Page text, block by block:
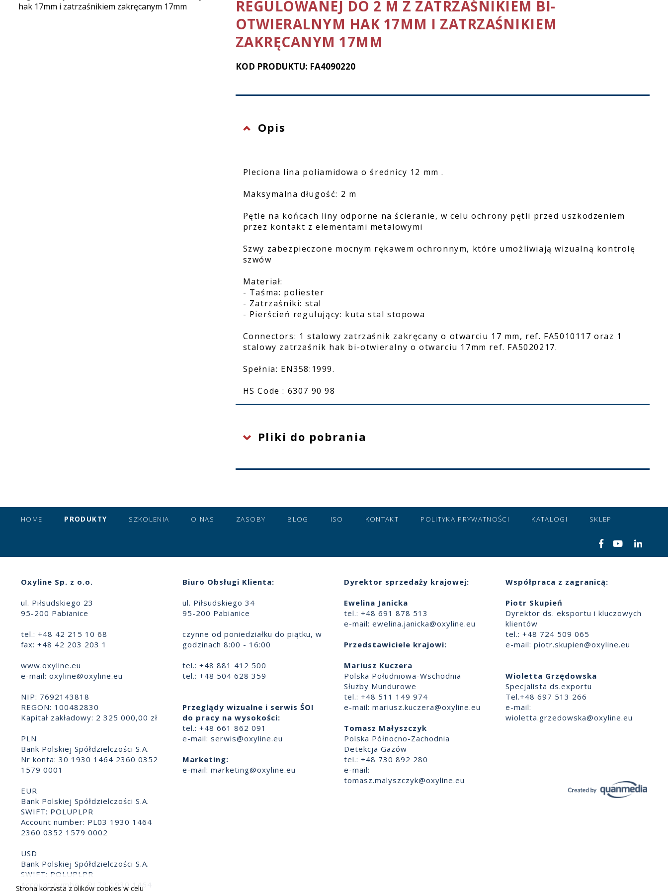
Ochrona twarzy
Rękawice ochronne
Latarki
REGULOWANEJ DO 2 M Z ZATRZAŚNIKIEM BI-
OTWIERALNYM HAK 17MM I ZATRZAŚNIKIEM
ZAKRĘCANYM 17MM
KOD PRODUKTU: FA4090220
Opis
Pleciona lina poliamidowa o średnicy 12 mm .
Maksymalna długość: 2 m
Pętle na końcach liny odporne na ścieranie, w celu ochrony pętli przed uszkodzeniem
przez kontakt z elementami metalowymi
Szwy zabezpieczone mocnym rękawem ochronnym, które umożliwiają wizualną kontrolę
szwów
Materiał:
- Taśma: poliester
- Zatrzaśniki: stal
- Pierścień regulujący: kuta stal stopowa
Connectors: 1 stalowy zatrzaśnik zakręcany o otwarciu 17 mm, ref. FA5010117 oraz 1
stalowy zatrzaśnik hak bi-otwieralny o otwarciu 17mm ref. FA5020217.
Spełnia: EN358:1999.
HS Code : 6307 90 98
Pliki do pobrania
HOME PRODUKTY SZKOLENIA O NAS ZASOBY BLOG ISO KONTAKT POLITYKA PRYWATNOŚCI KATALOGI SKLEP
Oxyline Sp. z o.o.
ul. Piłsudskiego 23
95-200 Pabianice
tel.: +48 42 215 10 68
fax: +48 42 203 203 1
www.oxyline.eu
e-mail: oxyline@oxyline.eu
NIP: 7692143818
REGON: 100482830
Kapitał zakładowy: 2 325 000,00 zł
PLN
Bank Polskiej Spółdzielczości S.A.
Nr konta: 30 1930 1464 2360 0352
1579 0001
EUR
Bank Polskiej Spółdzielczości S.A.
SWIFT: POLUPLPR
Account number: PL03 1930 1464
2360 0352 1579 0002
USD
Bank Polskiej Spółdzielczości S.A.
SWIFT: POLUPLPR
Account number: PL73 1930 1464
Biuro Obsługi Klienta:
ul. Piłsudskiego 34
95-200 Pabianice
czynne od poniedziałku do piątku, w
godzinach 8:00 - 16:00
tel.: +48 881 412 500
tel.: +48 504 628 359
Przeglądy wizualne i serwis ŚOI
do pracy na wysokości:
tel.: +48 661 862 091
e-mail: serwis@oxyline.eu
Marketing:
e-mail: marketing@oxyline.eu
Dyrektor sprzedaży krajowej:
Ewelina Janicka
tel.: +48 691 878 513
e-mail: ewelina.janicka@oxyline.eu
Przedstawiciele krajowi:
Mariusz Kuczera
Polska Południowa-Wschodnia
Służby Mundurowe
tel.: +48 511 149 974
e-mail: mariusz.kuczera@oxyline.eu
Tomasz Małyszczyk
Polska Północno-Zachodnia
Detekcja Gazów
tel.: +48 730 892 280
e-mail:
tomasz.malyszczyk@oxyline.eu
Współpraca z zagranicą:
Piotr Skupień
Dyrektor ds. eksportu i kluczowych
klientów
tel.: +48 724 509 065
e-mail: piotr.skupien@oxyline.eu
Wioletta Grzędowska
Specjalista ds.exportu
Tel.+48 697 513 266
e-mail:
wioletta.grzedowska@oxyline.eu
Strona korzysta z plików cookies w celu